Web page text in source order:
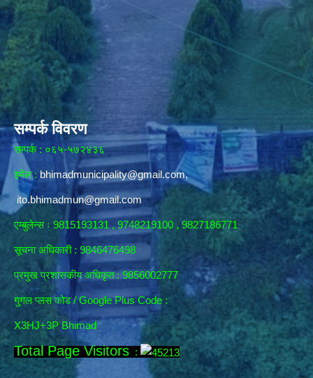
सम्पर्क विवरण
सम्पर्क : ०६५-५७२४३६
इमेल : bhimadmunicipality@gmail.com,
ito.bhimadmun@gmail.com
एम्बुलेन्स ः 9815193131 , 9748219100 , 9827186771
सूचना अधिकारी : 9846476498
प्रमुख प्रशासकीय अधिकृत : 9856002777
गुगल प्लस कोड / Google Plus Code :
X3HJ+3P Bhimad
Total Page Visitors :